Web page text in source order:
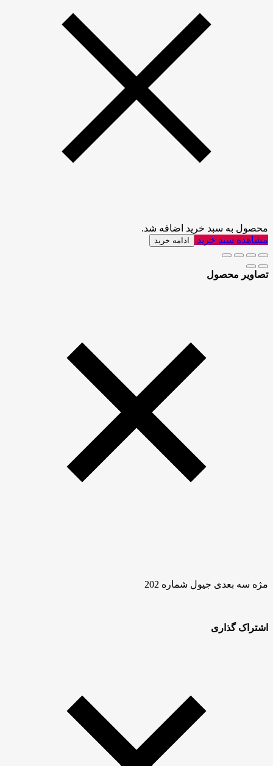
محصول به سبد خرید اضافه شد.
مشاهده سبد خرید
ادامه خرید
تصاویر محصول
مژه سه بعدی جیول شماره 202
اشتراک گذاری